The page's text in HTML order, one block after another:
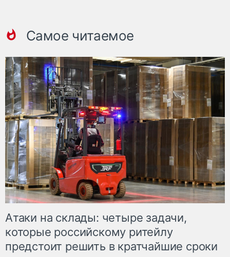
Самое читаемое
Атаки на склады: четыре задачи,
которые российскому ритейлу
предстоит решить в кратчайшие сроки